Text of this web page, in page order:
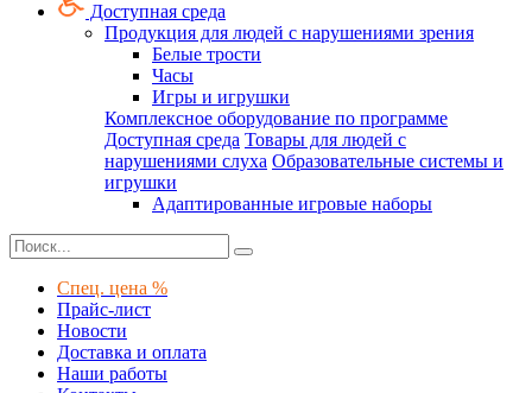
Доступная среда
Продукция для людей с нарушениями зрения
Белые трости
Часы
Игры и игрушки
Комплексное оборудование по программе
Доступная среда Товары для людей с
нарушениями слуха Образовательные системы и
игрушки
Адаптированные игровые наборы
Спец. цена %
Прайс-лист
Новости
Доставка и оплата
Наши работы